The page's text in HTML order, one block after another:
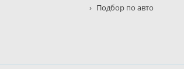
Подбор по авто